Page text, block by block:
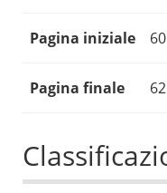
Pagina iniziale
Pagina finale